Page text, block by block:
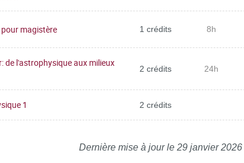
magistère 1 crédits 8h
de l'astrophysique aux milieux
2 crédits 24h
1 2 crédits
Dernière mise à jour le 29 janvier 2026